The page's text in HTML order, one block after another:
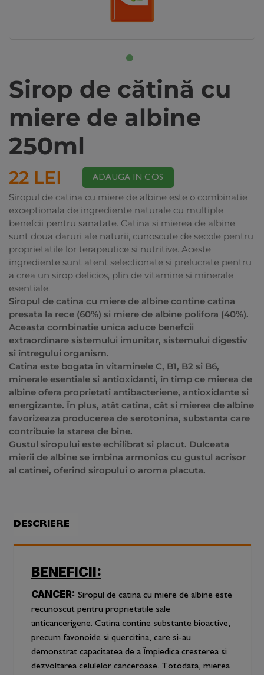
Sirop de cătină cu
miere de albine
250ml
22 LEI ADAUGA IN COS
Siropul de catina cu miere de albine este o combinatie
exceptionala de ingrediente naturale cu multiple
benefcii pentru sanatate. Catina si mierea de albine
sunt doua daruri ale naturii, cunoscute de secole pentru
proprietatile lor terapeutice si nutritive. Aceste
ingrediente sunt atent selectionate si prelucrate pentru
a crea un sirop delicios, plin de vitamine si minerale
esentiale.
Siropul de catina cu miere de albine contine catina
presata la rece (60%) si miere de albine polifora (40%).
Aceasta combinatie unica aduce benefcii
extraordinare sistemului imunitar, sistemului digestiv
si întregului organism.
Catina este bogata în vitaminele C, B1, B2 si B6,
minerale esentiale si antioxidanti, în timp ce mierea de
albine ofera proprietati antibacteriene, antioxidante si
energizante. În plus, atât catina, cât si mierea de albine
favorizeaza producerea de serotonina, substanta care
contribuie la starea de bine.
Gustul siropului este echilibrat si placut. Dulceata
mierii de albine se îmbina armonios cu gustul acrisor
al catinei, oferind siropului o aroma placuta.
DESCRIERE
BENEFICII:
CANCER: Siropul de catina cu miere de albine este
recunoscut pentru proprietatile sale
anticancerigene. Catina contine substante bioactive,
precum favonoide si quercitina, care si-au
demonstrat capacitatea de a împiedica cresterea si
dezvoltarea celulelor canceroase. Totodata, mierea